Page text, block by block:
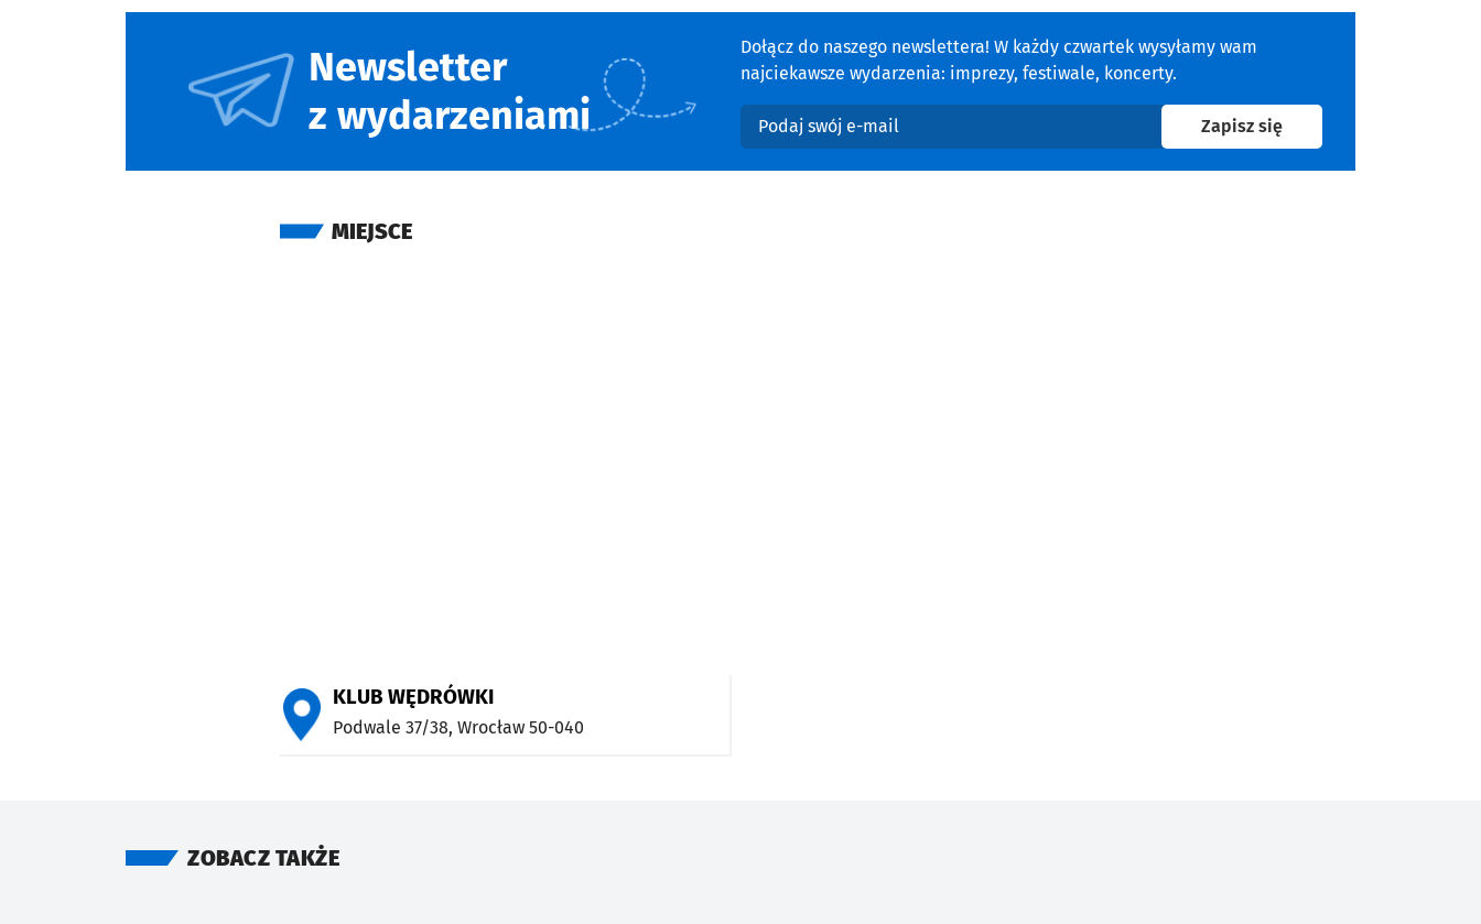
Newsletter
z wydarzeniami
Dołącz do naszego newslettera! W każdy czwartek wysyłamy wam
najciekawsze wydarzenia: imprezy, festiwale, koncerty.
Podaj swój e-mail
Zapisz sięna newsletter
MIEJSCE
KLUB WĘDRÓWKI
Podwale 37/38, Wrocław 50-040
ZOBACZ TAKŻE